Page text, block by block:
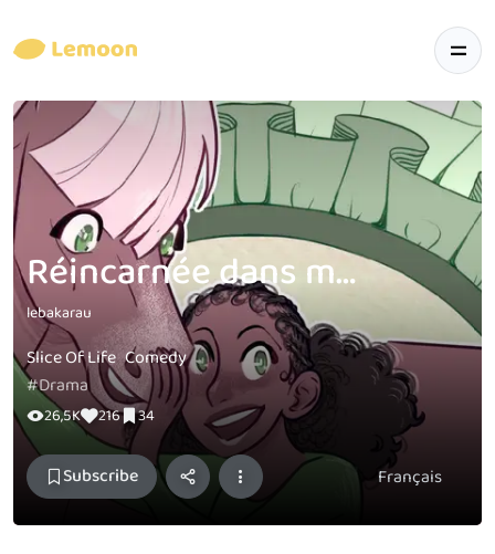
Réincarnée dans mon cheval
lebakarau
Slice Of Life Comedy
#Drama
26,5K 216 34
Subscribe Français